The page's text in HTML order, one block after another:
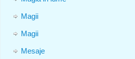
Magii
Magii
Mesaje